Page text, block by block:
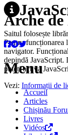
Saitul folosește
Pentru funcționarea
navigator.
depindă JavaScript.
puteți activa
Vezi: Informații de
Arche de
Menu
Accueil
Articles
Chișinău
Livres
Vidéos